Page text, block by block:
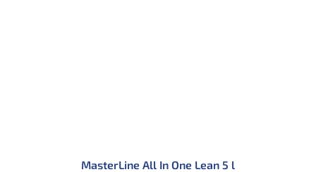
MasterLine All In One Lean 5 l